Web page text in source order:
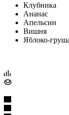
Клубника
Ананас
Апельсин
Вишня
Яблоко-